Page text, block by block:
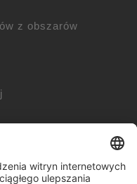
z obszarów